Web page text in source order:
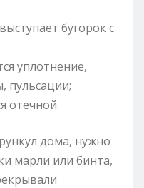
бугорок с
уплотнение,
пульсации;
отечной.
дома, нужно
марли или бинта,